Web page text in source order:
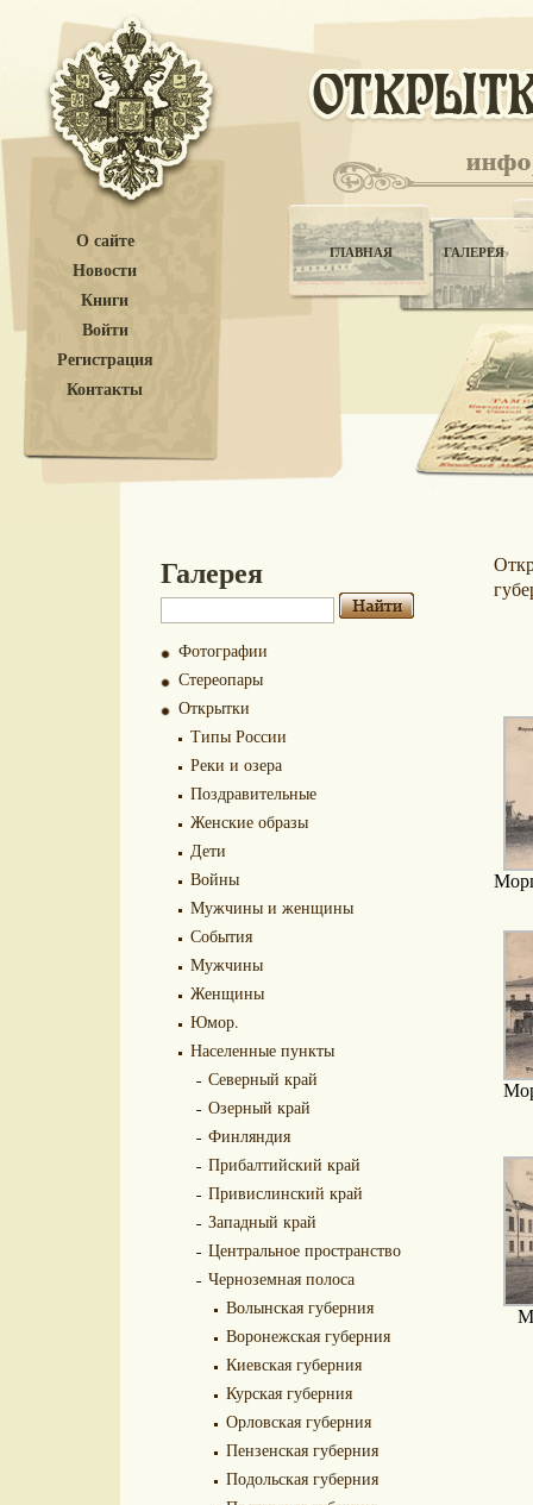
О сайте
Новости
Книги
Войти
Регистрация
Контакты
ГЛАВНАЯ ГАЛЕРЕЯ
Галерея
Фотографии
Стереопары
Открытки
Типы России
Реки и озера
Поздравительные
Женские образы
Дети
Войны
Мужчины и женщины
События
Мужчины
Женщины
Юмор.
Населенные пункты
Северный край
Озерный край
Финляндия
Прибалтийский край
Привислинский край
Западный край
Центральное пространство
Черноземная полоса
Волынская губерния
Воронежская губерния
Киевская губерния
Курская губерния
Орловская губерния
Пензенская губерния
Подольская губерния